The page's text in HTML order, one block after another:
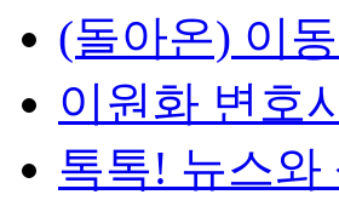
(돌아온) 이
이원화 변호
톡톡! 뉴스와